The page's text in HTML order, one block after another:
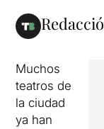
Redacció
Muchos
teatros de
la ciudad
ya han